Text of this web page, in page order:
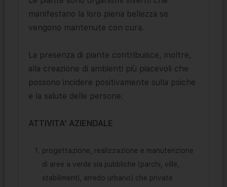
manifestano la loro piena bellezza se
vengono mantenute con cura.
La presenza di piante contribuisce, inoltre,
alla creazione di ambienti più piacevoli che
possono incidere positivamente sulla psiche
e la salute delle persone.
ATTIVITA’ AZIENDALE
progettazione, realizzazione e manutenzione
di aree a verde sia pubbliche (parchi, ville,
stabilimenti, arredo urbano) che private